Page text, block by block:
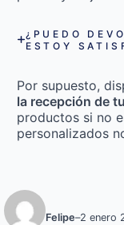
¿PUEDO
ESTOY
Por supuesto,
la recepción de
productos si no
personalizados
Felipe–2 enero